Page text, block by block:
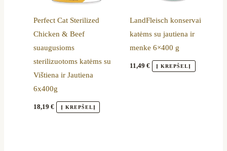
Perfect Cat Sterilized
Chicken & Beef
suaugusioms
sterilizuotoms katėms su
Vištiena ir Jautiena
6x400g
18,19€ Į KREPŠELĮ
LandFleisch konservai
katėms su jautiena ir
menke 6×400 g
11,49 € Į KREPŠELĮ